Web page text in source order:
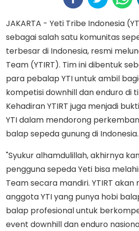
JAKARTA - Yeti Tribe Indonesia
sebagai salah satu komunitas
terbesar di Indonesia, resmi
Team (YTIRT). Tim ini dibentuk
para pebalap YTI untuk ambil
kompetisi downhill dan enduro di
Kehadiran YTIRT juga menjadi
YTI dalam mendorong
balap sepeda gunung di Indonesia.
"Syukur alhamdulillah, akhirnya
pengguna sepeda Yeti bisa
Team secara mandiri. YTIRT
anggota YTI yang punya hobi
balap profesional untuk
event downhill dan enduro